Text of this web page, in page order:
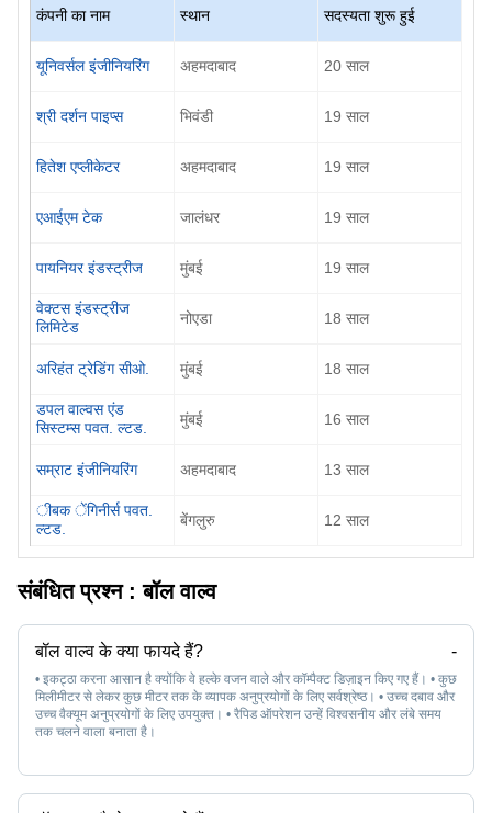
कंपनी का नाम स्थान सदस्यता शुरू हुई
यूनिवर्सल इंजीनियरिंग अहमदाबाद 20 साल
श्री दर्शन पाइप्स भिवंडी 19 साल
हितेश एप्लीकेटर अहमदाबाद 19 साल
एआईएम टेक जालंधर 19 साल
पायनियर इंडस्ट्रीज मुंबई 19 साल
वेक्टस इंडस्ट्रीज
लिमिटेड
नोएडा 18 साल
अरिहंत ट्रेडिंग सीओ. मुंबई 18 साल
डपल वाल्वस एंड
सिस्टम्स पवत. ल्टड.
मुंबई 16 साल
सम्राट इंजीनियरिंग अहमदाबाद 13 साल
ीबक ेंगिनीर्स पवत.
ल्टड.
बेंगलुरु 12 साल
संबंधित प्रश्न :बॉल वाल्व
बॉल वाल्व के क्या फायदे हैं? -
• इकट्ठा करना आसान है क्योंकि वे हल्के वजन वाले और कॉम्पैक्ट डिज़ाइन किए गए हैं। • कुछ
मिलीमीटर से लेकर कुछ मीटर तक के व्यापक अनुप्रयोगों के लिए सर्वश्रेष्ठ। • उच्च दबाव और
उच्च वैक्यूम अनुप्रयोगों के लिए उपयुक्त। • रैपिड ऑपरेशन उन्हें विश्वसनीय और लंबे समय
तक चलने वाला बनाता है।